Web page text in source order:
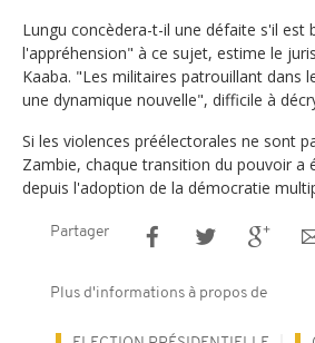
Lungu concèdera-t-il une défaite s'il est
l'appréhension" à ce sujet, estime le
Kaaba. "Les militaires patrouillant dans
une dynamique nouvelle", difficile à
Si les violences préélectorales ne sont
Zambie, chaque transition du pouvoir a
depuis l'adoption de la démocratie
Partager
Plus d'informations à propos de